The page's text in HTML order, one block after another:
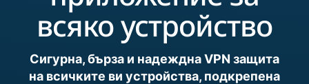
всяко устройство
Сигурна, бърза и надеждна VPN защита
на всичките ви устройства, подкрепена